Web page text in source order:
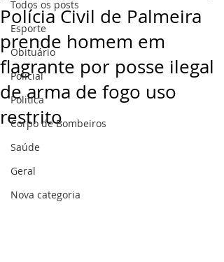
Todos os posts
Esporte
Obituário
Policial
Politica
Corpo de Bombeiros
Saúde
Geral
Nova categoria
Polícia Civil de Palmeira
prende homem em
flagrante por posse ilegal
de arma de fogo uso
restrito